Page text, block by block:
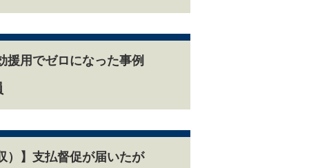
援用でゼロになった事例
）】支払督促が届いたが